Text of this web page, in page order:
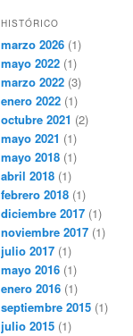
HISTÓRICO
marzo 2026 (1)
mayo 2022 (1)
marzo 2022 (3)
enero 2022 (1)
octubre 2021 (2)
mayo 2021 (1)
mayo 2018 (1)
abril 2018 (1)
febrero 2018 (1)
diciembre 2017 (1)
noviembre 2017 (1)
julio 2017 (1)
mayo 2016 (1)
enero 2016 (1)
septiembre 2015 (1)
julio 2015 (1)